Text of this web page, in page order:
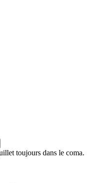
toujours dans le coma.